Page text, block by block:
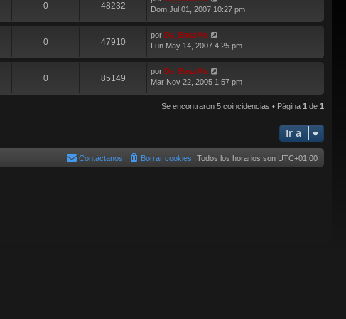
0 48232
Dom Jul 01, 2007 10:27 pm
0 47910
por Da_BaszMo
Lun May 14, 2007 4:25 pm
0 85149
por Da_BaszMo
Mar Nov 22, 2005 1:57 pm
Se encontraron 5 coincidencias • Página 1 de 1
Ir a
Todos los horarios son UTC+01:00
Borrar cookies
Contáctanos